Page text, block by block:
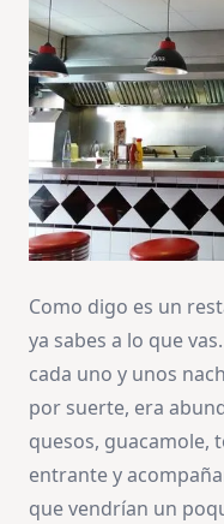
Como digo es un
ya sabes a lo que
cada uno y unos
por suerte, era
quesos, guacamole,
entrante y
que vendrían un